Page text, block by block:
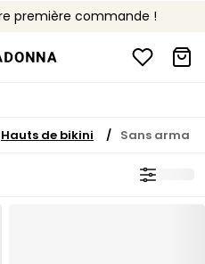
première commande !
à partir de CHF 150
gratuits
Hauts de bikini Sans